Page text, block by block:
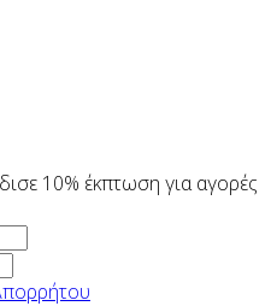
10% έκπτωση για αγορές